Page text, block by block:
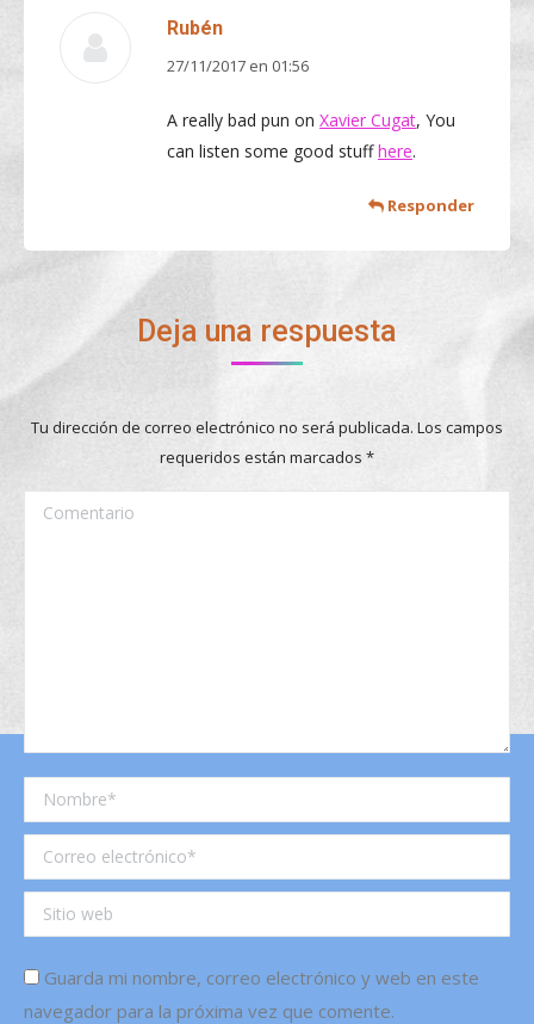
Rubén
dice:
27/11/2017 en 01:56
A really bad pun on Xavier Cugat, You
can listen some good stuffhere.
Responder
Deja una respuesta
Tu dirección de correo electrónico no será publicada. Los campos
requeridos están marcados *
Comentario
Nombre *
Correo electrónico *
Sitio web
Guarda mi nombre, correo electrónico y web en este
navegador para la próxima vez que comente.